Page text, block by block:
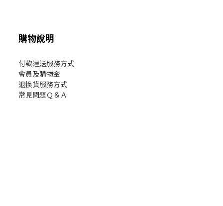
購物說明
付款運送服務方式
會員及購物金
退換貨服務方式
常見問題Ｑ＆Ａ